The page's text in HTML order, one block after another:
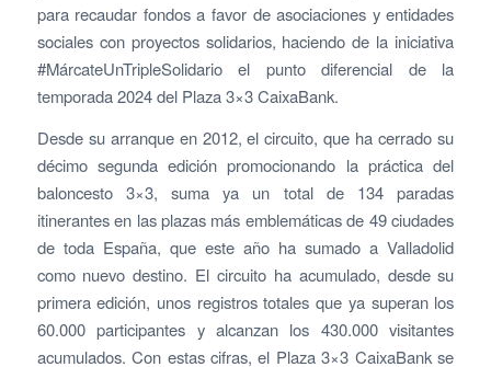
para recaudar fondos a favor de asociaciones y entidades
sociales con proyectos solidarios, haciendo de la iniciativa
#MárcateUnTripleSolidario el punto diferencial de la
temporada 2024 del Plaza 3×3 CaixaBank.
Desde su arranque en 2012, el circuito, que ha cerrado su
décimo segunda edición promocionando la práctica del
baloncesto 3×3, suma ya un total de 134 paradas
itinerantes en las plazas más emblemáticas de 49 ciudades
de toda España, que este año ha sumado a Valladolid
como nuevo destino. El circuito ha acumulado, desde su
primera edición, unos registros totales que ya superan los
60.000 participantes y alcanzan los 430.000 visitantes
acumulados. Con estas cifras, el Plaza 3×3 CaixaBank se